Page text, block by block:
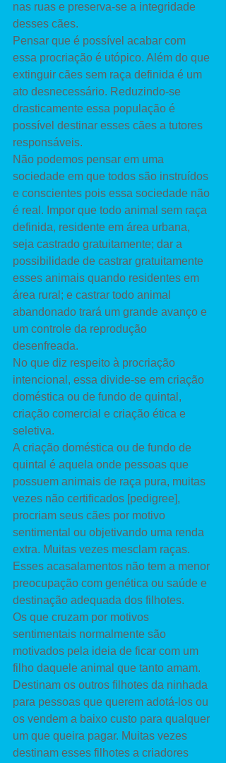
nas ruas e preserva-se a integridade
desses cães.
Pensar que é possível acabar com
essa procriação é utópico. Além do que
extinguir cães sem raça definida é um
ato desnecessário. Reduzindo-se
drasticamente essa população é
possível destinar esses cães a tutores
responsáveis.
Não podemos pensar em uma
sociedade em que todos são instruídos
e conscientes pois essa sociedade não
é real. Impor que todo animal sem raça
definida, residente em área urbana,
seja castrado gratuitamente; dar a
possibilidade de castrar gratuitamente
esses animais quando residentes em
área rural; e castrar todo animal
abandonado trará um grande avanço e
um controle da reprodução
desenfreada.
No que diz respeito à procriação
intencional, essa divide-se em criação
doméstica ou de fundo de quintal,
criação comercial e criação ética e
seletiva.
A criação doméstica ou de fundo de
quintal é aquela onde pessoas que
possuem animais de raça pura, muitas
vezes não certificados [pedigree],
procriam seus cães por motivo
sentimental ou objetivando uma renda
extra. Muitas vezes mesclam raças.
Esses acasalamentos não tem a menor
preocupação com genética ou saúde e
destinação adequada dos filhotes.
Os que cruzam por motivos
sentimentais normalmente são
motivados pela ideia de ficar com um
filho daquele animal que tanto amam.
Destinam os outros filhotes da ninhada
para pessoas que querem adotá-los ou
os vendem a baixo custo para qualquer
um que queira pagar. Muitas vezes
destinam esses filhotes a criadores